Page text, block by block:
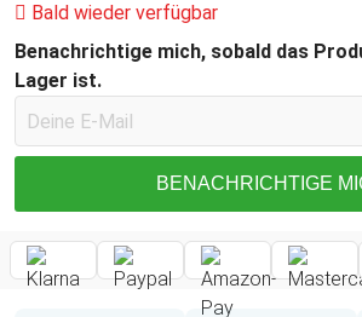
Bald wieder verfügbar
Benachrichtige mich, sobald das
Lager ist.
BENACHRICHTIGE